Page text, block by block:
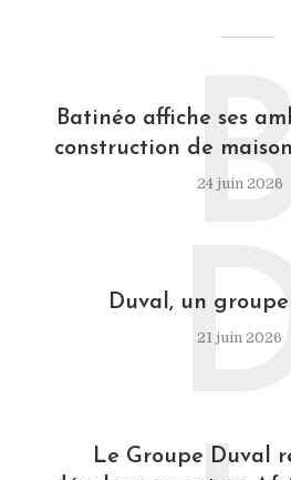
Batinéo affiche ses
construction de
24 juin 2026
Duval, un
21 juin 2026
Le Groupe Duval